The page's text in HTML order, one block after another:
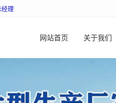
经理
网站首页 关于我们